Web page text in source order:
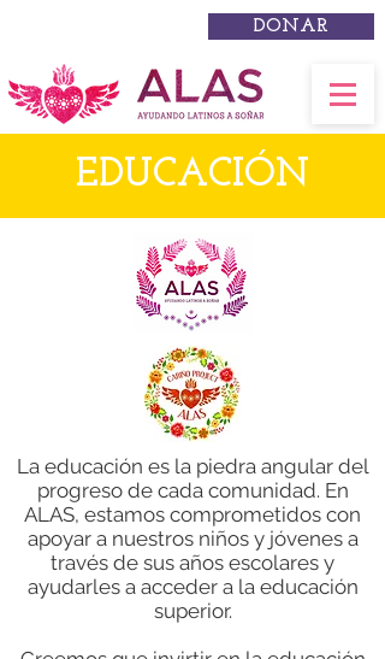
DONAR
EDUCACIÓN
La educación es la piedra angular del
progreso de cada comunidad. En
ALAS, estamos comprometidos con
apoyar a nuestros niños y jóvenes a
través de sus años escolares y
ayudarles a acceder a la educación
superior.